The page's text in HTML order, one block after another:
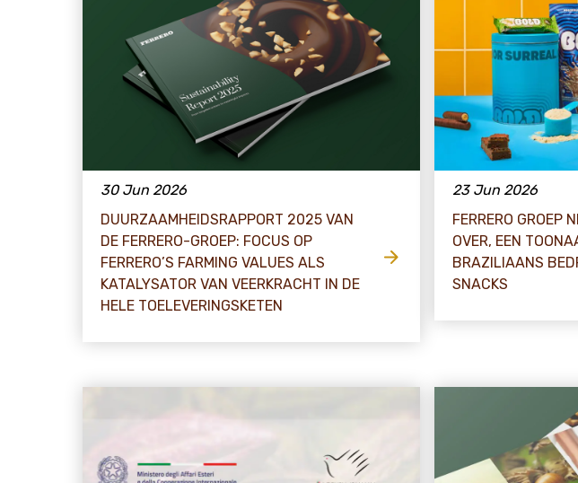
30 Jun 2026
DUURZAAMHEIDSRAPPORT 2025 VAN
DE FERRERO-GROEP: FOCUS OP
FERRERO’S FARMING VALUES ALS
KATALYSATOR VAN VEERKRACHT IN DE
HELE TOELEVERINGSKETEN
23 Jun 2026
FERRERO GROEP
OVER, EEN
BRAZILIAANS
SNACKS